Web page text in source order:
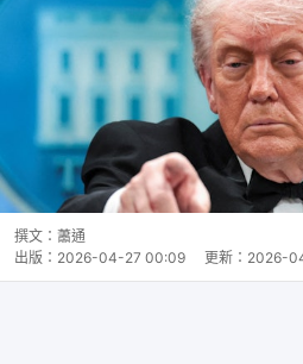
撰文： 蕭通
出版： 2026-04-27 00:09 更新： 2026-